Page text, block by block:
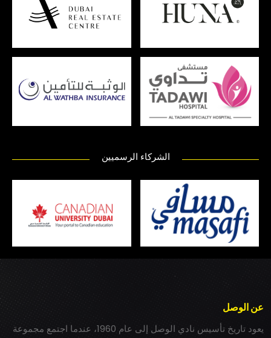
الشركاء الرسميين
عن الوصل
يعود تاريخ تأسيس نادي الوصل إلى عام 1960، عندما اجتمع مجموعة